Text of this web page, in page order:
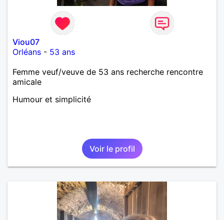
Viou07
Orléans - 53 ans
Femme veuf/veuve de 53 ans recherche rencontre
amicale
Humour et simplicité
Voir le profil